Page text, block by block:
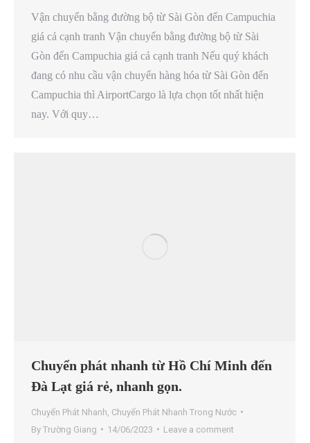
Vận chuyển bằng đường bộ từ Sài Gòn đến Campuchia
giá cả cạnh tranh Vận chuyển bằng đường bộ từ Sài
Gòn đến Campuchia giá cả cạnh tranh Nếu quý khách
đang có nhu cầu vận chuyển hàng hóa từ Sài Gòn đến
Campuchia thì AirportCargo là lựa chọn tốt nhất hiện
nay. Với quy…
Chuyển phát nhanh từ Hồ Chí Minh đến
Đà Lạt giá rẻ, nhanh gọn.
Chuyển Phát Nhanh Chuyển Phát Nhanh Trong Nước
By Trường Giang 14/06/2023 Leave a comment